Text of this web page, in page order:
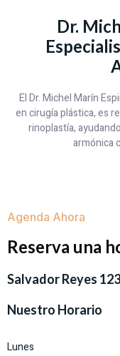
Dr.
El Dr. Michel Marín
en cirugía plástica, es
rinoplastía,
armónica
Agenda Ahora
Reserva una
Salvador Reyes
Nuestro Horario
Lunes